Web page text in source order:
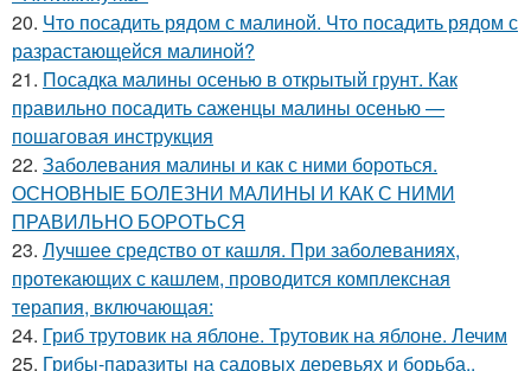
20. Что посадить рядом с малиной. Что посадить рядом с
разрастающейся малиной?
21. Посадка малины осенью в открытый грунт. Как
правильно посадить саженцы малины осенью —
пошаговая инструкция
22. Заболевания малины и как с ними бороться.
ОСНОВНЫЕ БОЛЕЗНИ МАЛИНЫ И КАК С НИМИ
ПРАВИЛЬНО БОРОТЬСЯ
23. Лучшее средство от кашля. При заболеваниях,
протекающих с кашлем, проводится комплексная
терапия, включающая:
24. Гриб трутовик на яблоне. Трутовик на яблоне. Лечим
25. Грибы-паразиты на садовых деревьях и борьба..